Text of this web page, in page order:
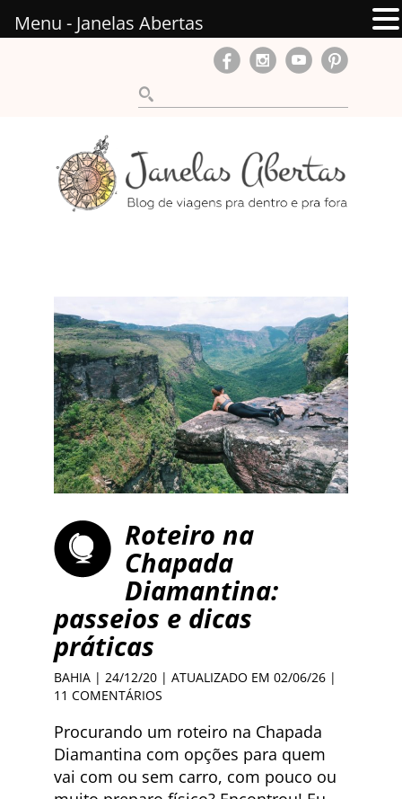
Roteiro na
Chapada
Diamantina:
passeios e dicas
práticas
BAHIA | 24/12/20 | ATUALIZADO EM 02/06/26 |
11 COMENTÁRIOS
Procurando um roteiro na Chapada
Diamantina com opções para quem
vai com ou sem carro, com pouco ou
Menu - Janelas Abertas